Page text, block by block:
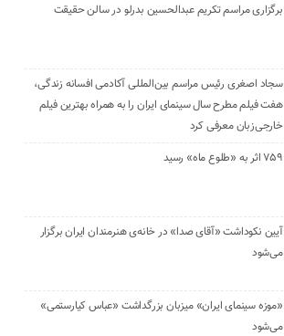
برگزاری مراسم تکریم عبدالحسین بدرلو در سالن حقیقت
سجاد اصغری رئیس مراسم بین‌المللی آکادمی افسانه زندگی،
هفت فیلم مطرح سال سینمای ایران را به همراه بهترین فیلم
خارجی‌زبان معرفی کرد
۷۵۹ اثر به «طلوع ماه» رسید
آیین نکوداشت «آقای صدا» در خانه‌ی هنرمندان ایران برگزار
می‌شود
«موزه سینمای ایران» میزبان بزرگداشت «عباس کیارستمی»
می‌شود